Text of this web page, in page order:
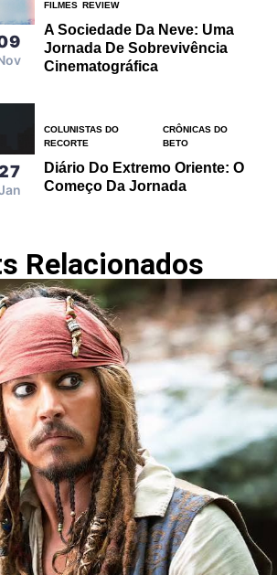
FILMES REVIEW
A Sociedade Da Neve: Uma
Jornada De Sobrevivência
Cinematográfica
COLUNISTAS DO
RECORTE
CRÔNICAS DO
BETO
Diário Do Extremo Oriente: O
Começo Da Jornada
Relacionados